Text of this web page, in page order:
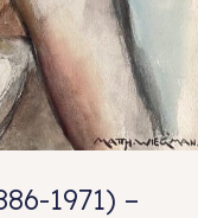
1971) –